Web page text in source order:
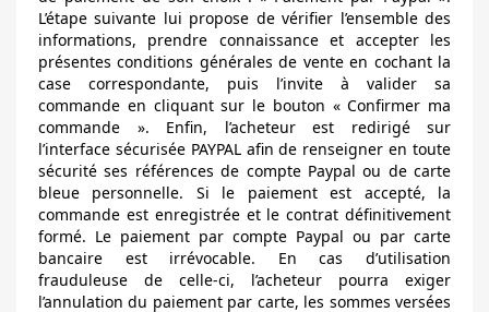
L’étape suivante lui propose de vérifier l’ensemble des
informations, prendre connaissance et accepter les
présentes conditions générales de vente en cochant la
case correspondante, puis l’invite à valider sa
commande en cliquant sur le bouton « Confirmer ma
commande ». Enfin, l’acheteur est redirigé sur
l’interface sécurisée PAYPAL afin de renseigner en toute
sécurité ses références de compte Paypal ou de carte
bleue personnelle. Si le paiement est accepté, la
commande est enregistrée et le contrat définitivement
formé. Le paiement par compte Paypal ou par carte
bancaire est irrévocable. En cas d’utilisation
frauduleuse de celle-ci, l’acheteur pourra exiger
l’annulation du paiement par carte, les sommes versées